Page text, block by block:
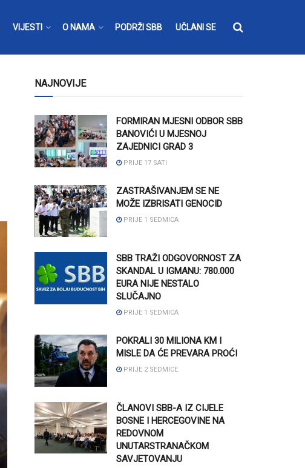
VIJESTI O NAMA PODRŽI SBB UČLANI SE
NAJNOVIJE
FORMIRAN MJESNI ODBOR SBB
BANOVIĆI U MJESNOJ
ZAJEDNICI GRAD 3
PRIJE 17 SATI
ZASTRAŠIVANJEM SE NE
MOŽE IZBRISATI GENOCID
PRIJE 1 SEDMICA
SBB TRAŽI ODGOVORNOST ZA
SKANDAL U IGMANU: 780.000
EURA NIJE NESTALO
SLUČAJNO
PRIJE 1 SEDMICA
POKRALI 30 MILIONA KM I
MISLE DA ĆE PREVARA PROĆI
PRIJE 2 SEDMICE
ČLANOVI SBB-A IZ CIJELE
BOSNE I HERCEGOVINE NA
REDOVNOM
UNUTARSTRANAČKOM
SAVJETOVANJU